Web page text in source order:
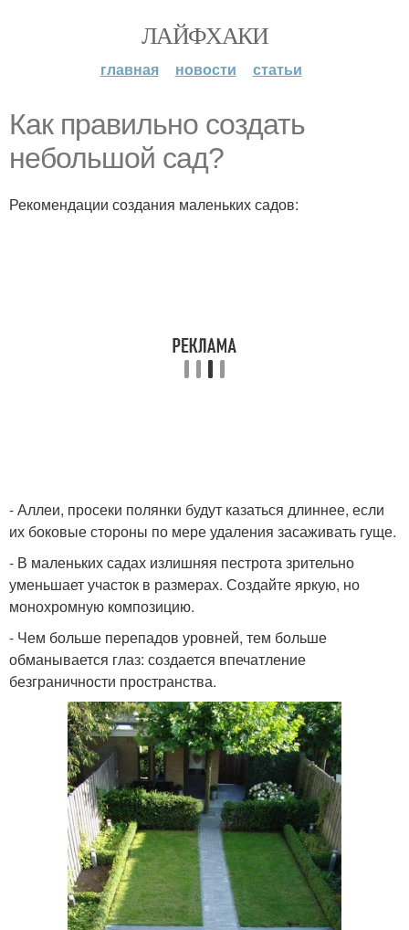
ЛАЙФХАКИ
главная новости статьи
Как правильно создать
небольшой сад?
Рекомендации создания маленьких садов:
- Аллеи, просеки полянки будут казаться длиннее, если
их боковые стороны по мере удаления засаживать гуще.
- В маленьких садах излишняя пестрота зрительно
уменьшает участок в размерах. Создайте яркую, но
монохромную композицию.
- Чем больше перепадов уровней, тем больше
обманывается глаз: создается впечатление
безграничности пространства.